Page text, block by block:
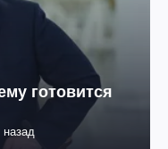
готовится
назад